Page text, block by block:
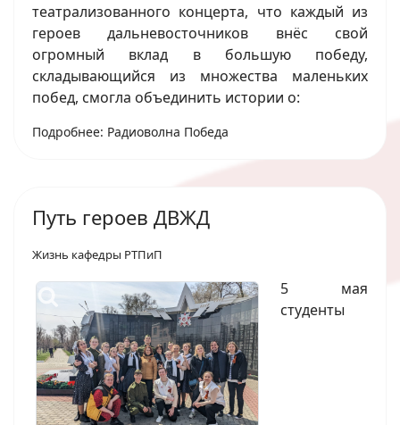
театрализованного концерта, что каждый из
героев дальневосточников внёс свой
огромный вклад в большую победу,
складывающийся из множества маленьких
побед, смогла объединить истории о:
Подробнее: Радиоволна Победа
Путь героев ДВЖД
Жизнь кафедры РТПиП
5 мая
студенты